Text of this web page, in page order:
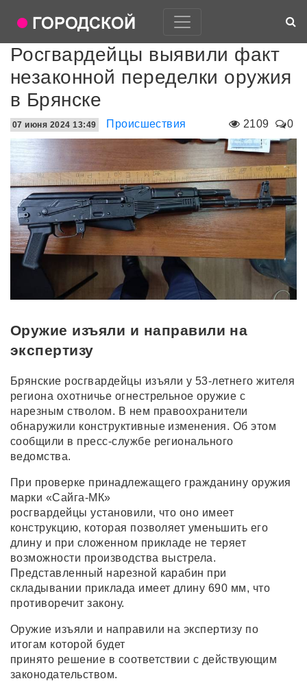
Росгвардейцы выявили факт
незаконной переделки оружия
в Брянске
2109 0
07 июня 2024 13:49 Происшествия
Оружие изъяли и направили на
экспертизу
Брянские росгвардейцы изъяли у 53-летнего жителя
региона охотничье огнестрельное оружие с
нарезным стволом. В нем правоохранители
обнаружили конструктивные изменения. Об этом
сообщили в пресс-службе регионального
ведомства.
При проверке принадлежащего гражданину оружия
марки «Сайга-МК»
росгвардейцы установили, что оно имеет
конструкцию, которая позволяет уменьшить его
длину и при сложенном прикладе не теряет
возможности производства выстрела.
Представленный нарезной карабин при
складывании приклада имеет длину 690 мм, что
противоречит закону.
Оружие изъяли и направили на экспертизу по
итогам которой будет
принято решение в соответствии с действующим
законодательством.